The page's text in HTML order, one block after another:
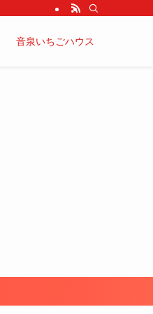
音泉いちごハウス